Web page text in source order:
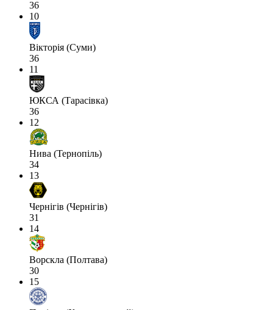
36
10
Вікторія (Суми)
36
11
ЮКСА (Тарасівка)
36
12
Нива (Тернопіль)
34
13
Чернігів (Чернігів)
31
14
Ворскла (Полтава)
30
15